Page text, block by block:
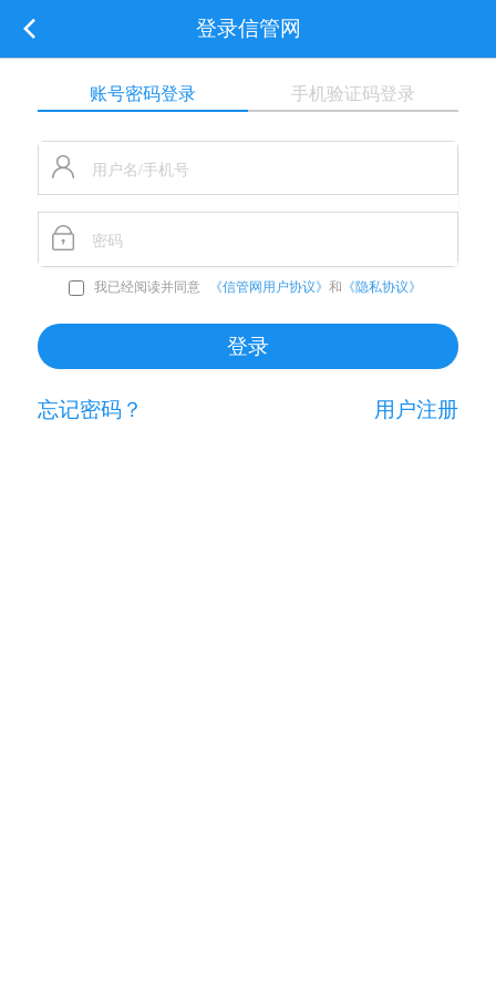
登录信管网
账号密码登录 手机验证码登录
我已经阅读并同意 《信管网用户协议》 和 《隐私协议》
忘记密码？ 用户注册